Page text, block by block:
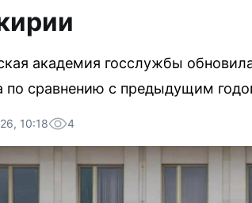
академия госслужбы
по сравнению с предыдущим
10:18 4